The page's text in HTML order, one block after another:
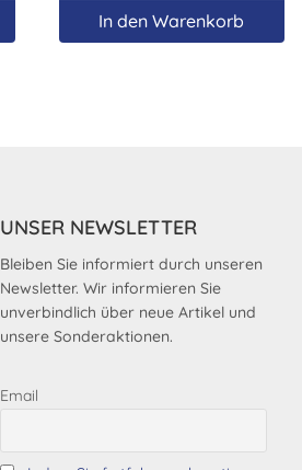
In den Warenkorb
UNSER NEWSLETTER
Bleiben Sie informiert durch unseren
Newsletter. Wir informieren Sie
unverbindlich über neue Artikel und
unsere Sonderaktionen.
Email